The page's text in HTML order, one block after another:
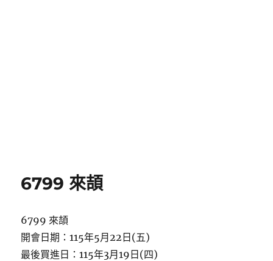
6799 來頡
6799 來頡
開會日期：115年5月22日(五)
最後買進日：115年3月19日(四)